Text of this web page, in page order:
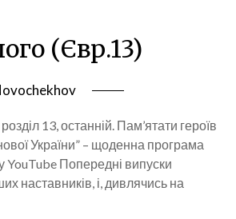
(Євр.13)
13, останній. Пам’ятати героїв
України” – щоденна програма
Попередні випуски
наставників, і, дивлячись на